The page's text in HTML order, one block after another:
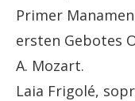
Primer
ersten Gebotes
A. Mozart.
Laia Frigolé,